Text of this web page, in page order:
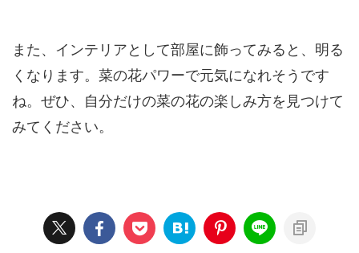
また、インテリアとして部屋に飾ってみると、明る
くなります。菜の花パワーで元気になれそうです
ね。ぜひ、自分だけの菜の花の楽しみ方を見つけて
みてください。